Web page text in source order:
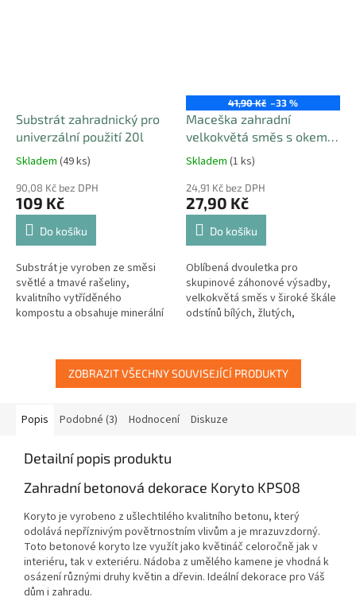
Substrát zahradnický pro
univerzální použití 20l
Skladem (49 ks)
90,08 Kč bez DPH
109 Kč
Do košíku
Substrát je vyroben ze směsi
světlé a tmavé rašeliny,
kvalitního vytříděného
kompostu a obsahuje minerální
41,90 Kč –33 %
Maceška zahradní
velkokvětá směs s okem -
semena (exp. 12/25)
Skladem (1 ks)
24,91 Kč bez DPH
27,90 Kč
Do košíku
Oblíbená dvouletka pro
skupinové záhonové výsadby,
velkokvětá směs v široké škále
odstínů bílých, žlutých,
ZOBRAZIT VŠECHNY SOUVISEJÍCÍ PRODUKTY
Popis Podobné (3) Hodnocení Diskuze
Detailní popis produktu
Zahradní betonová dekorace Koryto KPS08
Koryto je vyrobeno z ušlechtilého kvalitního betonu, který
odolává nepříznivým povětrnostním vlivům a je mrazuvzdorný.
Toto betonové koryto lze využít jako květináč celoročně jak v
interiéru, tak v exteriéru. Nádoba z umělého kamene je vhodná k
osázení různými druhy květin a dřevin. Ideální dekorace pro Váš
dům i zahradu.